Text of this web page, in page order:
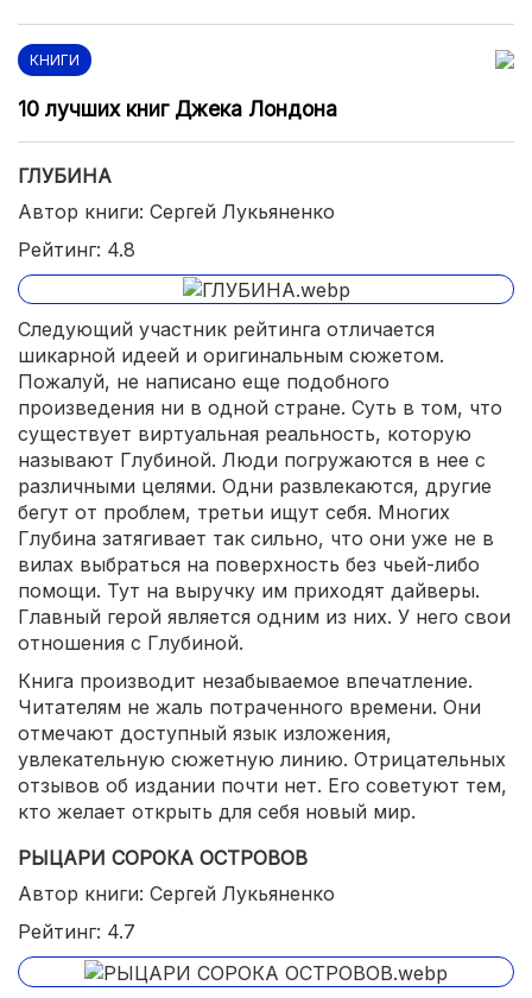
КНИГИ
10 лучших книг Джека Лондона
ГЛУБИНА
Автор книги: Сергей Лукьяненко
Рейтинг: 4.8
Следующий участник рейтинга отличается
шикарной идеей и оригинальным сюжетом.
Пожалуй, не написано еще подобного
произведения ни в одной стране. Суть в том, что
существует виртуальная реальность, которую
называют Глубиной. Люди погружаются в нее с
различными целями. Одни развлекаются, другие
бегут от проблем, третьи ищут себя. Многих
Глубина затягивает так сильно, что они уже не в
вилах выбраться на поверхность без чьей-либо
помощи. Тут на выручку им приходят дайверы.
Главный герой является одним из них. У него свои
отношения с Глубиной.
Книга производит незабываемое впечатление.
Читателям не жаль потраченного времени. Они
отмечают доступный язык изложения,
увлекательную сюжетную линию. Отрицательных
отзывов об издании почти нет. Его советуют тем,
кто желает открыть для себя новый мир.
РЫЦАРИ СОРОКА ОСТРОВОВ
Автор книги: Сергей Лукьяненко
Рейтинг: 4.7